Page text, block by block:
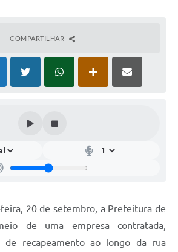
COMPARTILHAR
20 de setembro, a Prefeitura de
de uma empresa contratada,
de recapeamento ao longo da rua